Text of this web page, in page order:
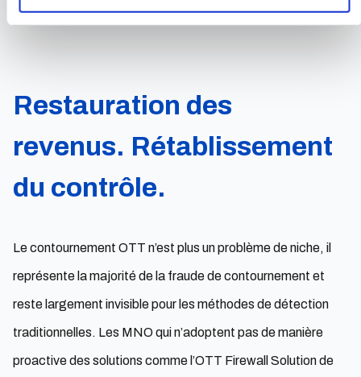
Restauration des
revenus. Rétablissement
du contrôle.
Le contournement OTT n’est plus un problème de niche, il
représente la majorité de la fraude de contournement et
reste largement invisible pour les méthodes de détection
traditionnelles. Les MNO qui n’adoptent pas de manière
proactive des solutions comme l’OTT Firewall Solution de